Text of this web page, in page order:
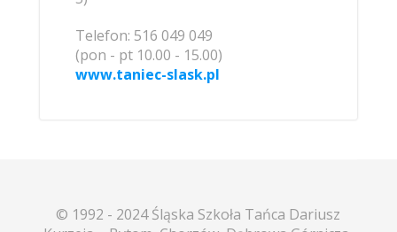
Telefon: 516 049 049
(pon - pt 10.00 - 15.00)
www.taniec-slask.pl
© 1992 - 2024 Śląska Szkoła Tańca Dariusz